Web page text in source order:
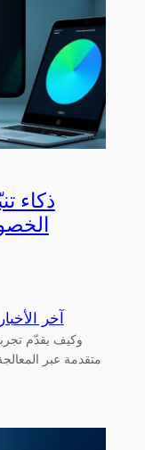
آخر الأخبار
متقدمة عبر